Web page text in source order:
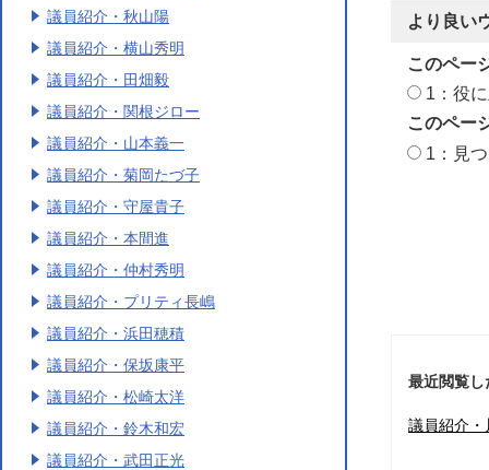
議員紹介・秋山陽
議員紹介・横山秀明
議員紹介・田畑毅
議員紹介・関根ジロー
議員紹介・山本義一
議員紹介・菊岡たづ子
議員紹介・守屋貴子
議員紹介・本間進
議員紹介・仲村秀明
議員紹介・プリティ長嶋
議員紹介・浜田穂積
議員紹介・保坂康平
議員紹介・松崎太洋
議員紹介・鈴木和宏
議員紹介・武田正光
より良い
このペー
1：役
このペー
1：見
最近閲覧
議員紹介・